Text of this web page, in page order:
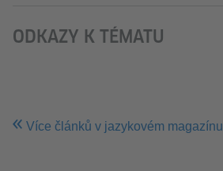
ODKAZY K TÉMATU
Více článků v jazykovém magazínu